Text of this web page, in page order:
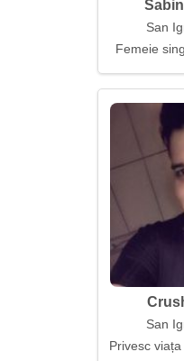
San
Femeie
San
Privesc